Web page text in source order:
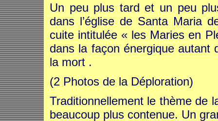
Un peu plus tard et un peu
dans l’église de Santa Maria
cuite intitulée « les Maries en
dans la façon énergique autant
la mort .
(2 Photos de la Déploration)
Traditionnellement le thème de
beaucoup plus contenue. Un